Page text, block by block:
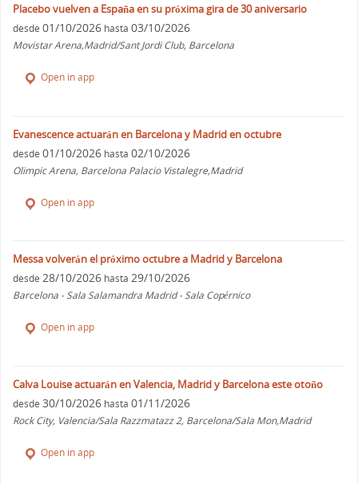
Placebo vuelven a España en su próxima gira de 30 aniversario
desde 01/10/2026 hasta 03/10/2026
Movistar Arena,Madrid/Sant Jordi Club, Barcelona
Open in app
Evanescence actuarán en Barcelona y Madrid en octubre
desde 01/10/2026 hasta 02/10/2026
Olimpic Arena, Barcelona Palacio Vistalegre,Madrid
Open in app
Messa volverán el próximo octubre a Madrid y Barcelona
desde 28/10/2026 hasta 29/10/2026
Barcelona - Sala Salamandra Madrid - Sala Copérnico
Open in app
Calva Louise actuarán en Valencia, Madrid y Barcelona este otoño
desde 30/10/2026 hasta 01/11/2026
Rock City, Valencia/Sala Razzmatazz 2, Barcelona/Sala Mon,Madrid
Open in app